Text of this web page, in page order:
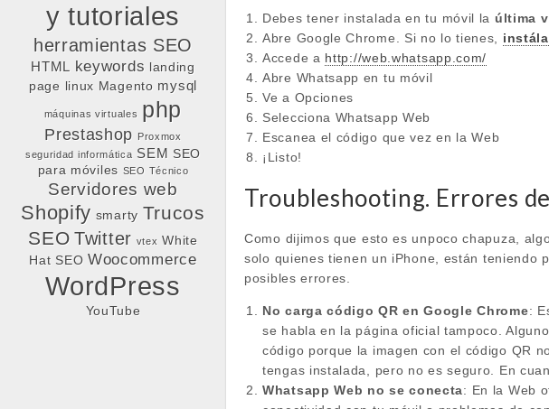
y tutoriales
herramientas SEO
HTML keywords
landing
page
linux Magento mysql
máquinas virtuales php
Prestashop
Proxmox
seguridad informática SEM SEO
para móviles SEO Técnico
Servidores web
Shopify smarty Trucos
SEO Twitter vtex White
Hat SEO Woocommerce
WordPress
YouTube
Debes tener instalada en tu móvil la última
Abre Google Chrome. Si no lo tienes,
Accede a http://web.whatsapp.com/
Abre Whatsapp en tu móvil
Ve a Opciones
Selecciona Whatsapp Web
Escanea el código que vez en la Web
¡Listo!
Troubleshooting. Errores
Como dijimos que esto es unpoco chapuza,
solo quienes tienen un iPhone, están teniendo
posibles errores.
No carga código QR en Google Chrome:
se habla en la página oficial tampoco.
código porque la imagen con el código QR
tengas instalada, pero no es seguro. En
Whatsapp Web no se conecta: En la Web